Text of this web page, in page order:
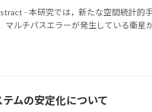
- 本研究では，新たな空間統計的
マルチパスエラーが発生している衛星
ムの安定化について